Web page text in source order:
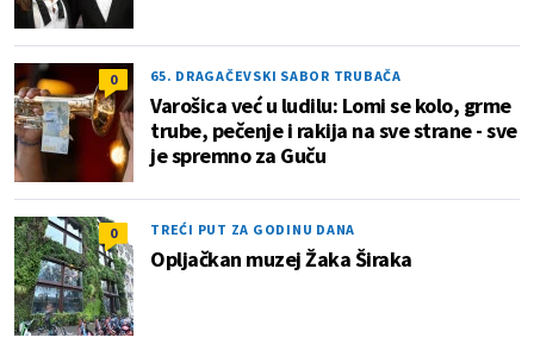
0 65. DRAGAČEVSKI SABOR TRUBAČA
Varošica već u ludilu: Lomi se kolo, grme
trube, pečenje i rakija na sve strane - sve
je spremno za Guču
0 TREĆI PUT ZA GODINU DANA
Opljačkan muzej Žaka Širaka